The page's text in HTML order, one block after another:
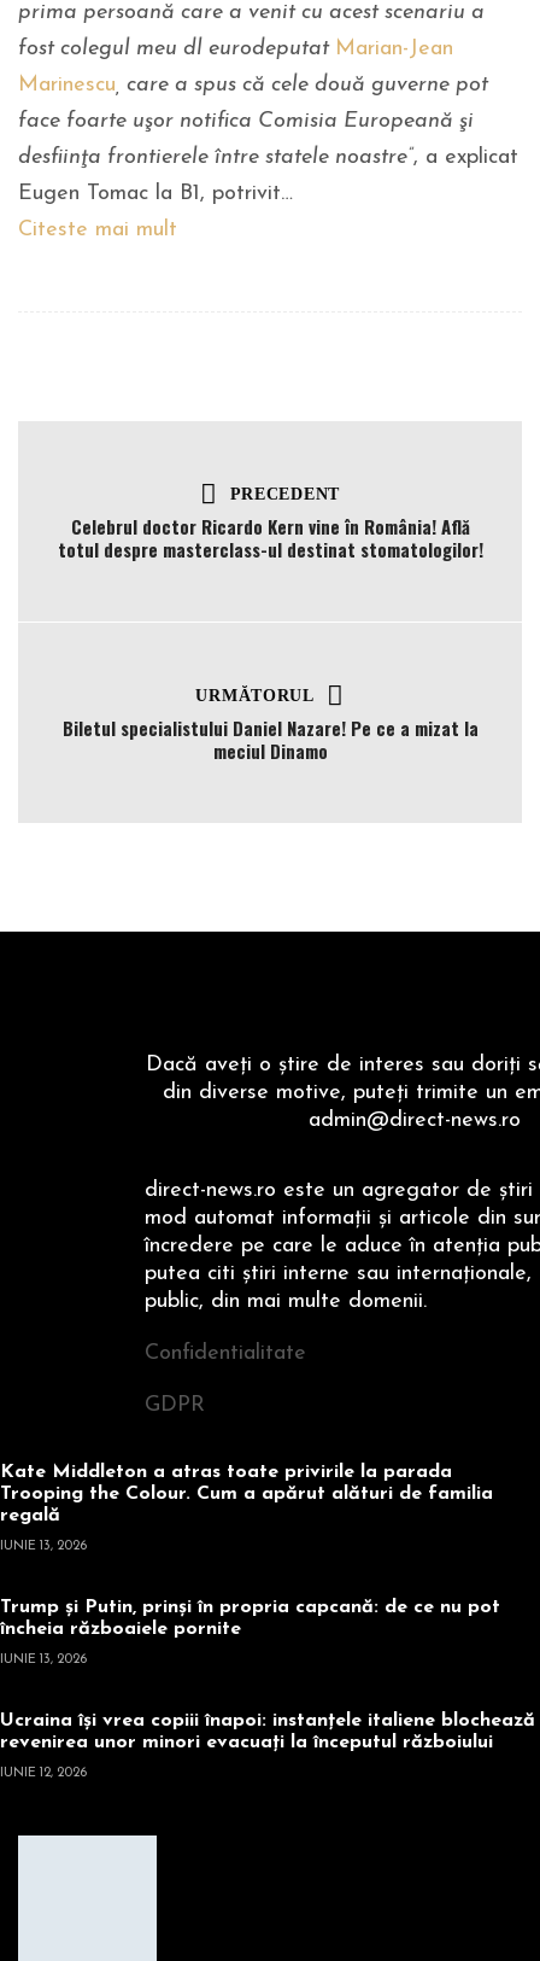
prima persoană care a venit cu acest scenariu a
fost colegul meu dl eurodeputat Marian-Jean
Marinescu , care a spus că cele două guverne pot
face foarte uşor notifica Comisia Europeană şi
desfiinţa frontierele între statele noastre”, a explicat
Eugen Tomac la B1, potrivit…
Citeste mai mult
PRECEDENT
Celebrul doctor Ricardo Kern vine în România! Află
totul despre masterclass-ul destinat stomatologilor!
URMĂTORUL
Biletul specialistului Daniel Nazare! Pe ce a mizat la
meciul Dinamo
Dacă aveţi o ştire de interes sau doriţi
din diverse motive, puteţi trimite un
admin@direct-news.ro
direct-news.ro este un agregator de ştiri
mod automat informaţii şi articole din
încredere pe care le aduce în atenţia
putea citi ştiri interne sau internaţionale,
public, din mai multe domenii.
Confidentialitate
GDPR
Kate Middleton a atras toate privirile la parada
Trooping the Colour. Cum a apărut alături de familia
regală
IUNIE 13, 2026
Trump și Putin, prinși în propria capcană: de ce nu pot
încheia războaiele pornite
IUNIE 13, 2026
Ucraina își vrea copiii înapoi: instanțele italiene blochează
revenirea unor minori evacuați la începutul războiului
IUNIE 12, 2026